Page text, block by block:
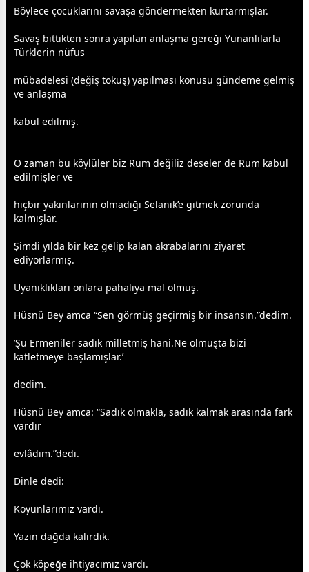
Böylece çocuklarını savaşa göndermekten kurtarmışlar.
Savaş bittikten sonra yapılan anlaşma gereği Yunanlılarla
Türklerin nüfus
mübadelesi (değiş tokuş) yapılması konusu gündeme gelmiş
ve anlaşma
kabul edilmiş.
O zaman bu köylüler biz Rum değiliz deseler de Rum kabul
edilmişler ve
hiçbir yakınlarının olmadığı Selanik’e gitmek zorunda
kalmışlar.
Şimdi yılda bir kez gelip kalan akrabalarını ziyaret
ediyorlarmış.
Uyanıklıkları onlara pahalıya mal olmuş.
Hüsnü Bey amca “Sen görmüş geçirmiş bir insansın.”dedim.
’Şu Ermeniler sadık milletmiş hani.Ne olmuşta bizi
katletmeye başlamışlar.’
dedim.
Hüsnü Bey amca: “Sadık olmakla, sadık kalmak arasında fark
vardır
evlâdım.”dedi.
Dinle dedi:
Koyunlarımız vardı.
Yazın dağda kalırdık.
Çok köpeğe ihtiyacımız vardı.